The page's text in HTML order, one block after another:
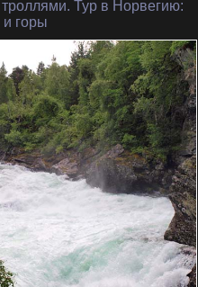
Тур в Норвегию:
горы